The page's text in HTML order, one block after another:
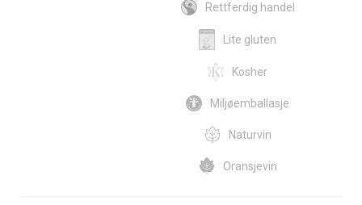
Rettferdig handel
Lite gluten
Kosher
Miljøemballasje
Naturvin
Oransjevin